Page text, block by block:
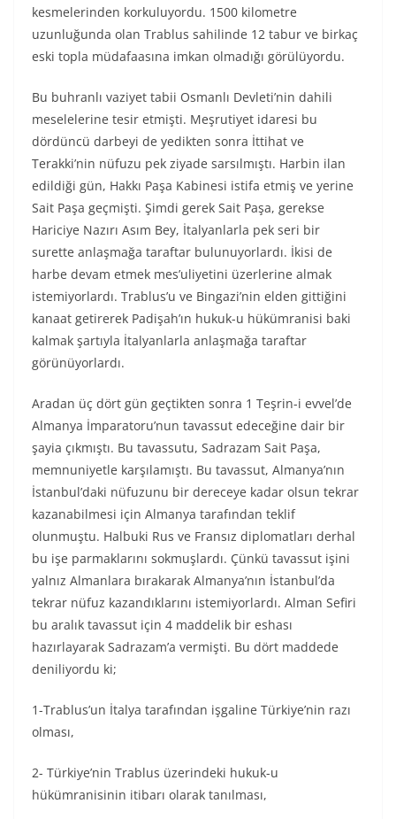
kesmelerinden korkuluyordu. 1500 kilometre
uzunluğunda olan Trablus sahilinde 12 tabur ve birkaç
eski topla müdafaasına imkan olmadığı görülüyordu.
Bu buhranlı vaziyet tabii Osmanlı Devleti’nin dahili
meselelerine tesir etmişti. Meşrutiyet idaresi bu
dördüncü darbeyi de yedikten sonra İttihat ve
Terakki’nin nüfuzu pek ziyade sarsılmıştı. Harbin ilan
edildiği gün, Hakkı Paşa Kabinesi istifa etmiş ve yerine
Sait Paşa geçmişti. Şimdi gerek Sait Paşa, gerekse
Hariciye Nazırı Asım Bey, İtalyanlarla pek seri bir
surette anlaşmağa taraftar bulunuyorlardı. İkisi de
harbe devam etmek mes’uliyetini üzerlerine almak
istemiyorlardı. Trablus’u ve Bingazi’nin elden gittiğini
kanaat getirerek Padişah’ın hukuk-u hükümranisi baki
kalmak şartıyla İtalyanlarla anlaşmağa taraftar
görünüyorlardı.
Aradan üç dört gün geçtikten sonra 1 Teşrin-i evvel’de
Almanya İmparatoru’nun tavassut edeceğine dair bir
şayia çıkmıştı. Bu tavassutu, Sadrazam Sait Paşa,
memnuniyetle karşılamıştı. Bu tavassut, Almanya’nın
İstanbul’daki nüfuzunu bir dereceye kadar olsun tekrar
kazanabilmesi için Almanya tarafından teklif
olunmuştu. Halbuki Rus ve Fransız diplomatları derhal
bu işe parmaklarını sokmuşlardı. Çünkü tavassut işini
yalnız Almanlara bırakarak Almanya’nın İstanbul’da
tekrar nüfuz kazandıklarını istemiyorlardı. Alman Sefiri
bu aralık tavassut için 4 maddelik bir eshası
hazırlayarak Sadrazam’a vermişti. Bu dört maddede
deniliyordu ki;
1-Trablus’un İtalya tarafından işgaline Türkiye’nin razı
olması,
2- Türkiye’nin Trablus üzerindeki hukuk-u
hükümranisinin itibarı olarak tanılması,